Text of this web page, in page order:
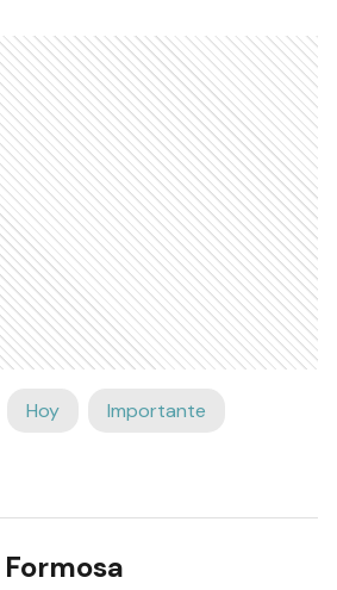
Hoy Importante